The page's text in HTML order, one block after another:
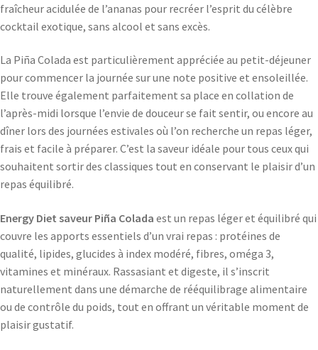
fraîcheur acidulée de l’ananas pour recréer l’esprit du célèbre
cocktail exotique, sans alcool et sans excès.
La Piña Colada est particulièrement appréciée au petit-déjeuner
pour commencer la journée sur une note positive et ensoleillée.
Elle trouve également parfaitement sa place en collation de
l’après-midi lorsque l’envie de douceur se fait sentir, ou encore au
dîner lors des journées estivales où l’on recherche un repas léger,
frais et facile à préparer. C’est la saveur idéale pour tous ceux qui
souhaitent sortir des classiques tout en conservant le plaisir d’un
repas équilibré.
Energy Diet saveur Piña Colada est un repas léger et équilibré qui
couvre les apports essentiels d’un vrai repas : protéines de
qualité, lipides, glucides à index modéré, fibres, oméga 3,
vitamines et minéraux. Rassasiant et digeste, il s’inscrit
naturellement dans une démarche de rééquilibrage alimentaire
ou de contrôle du poids, tout en offrant un véritable moment de
plaisir gustatif.